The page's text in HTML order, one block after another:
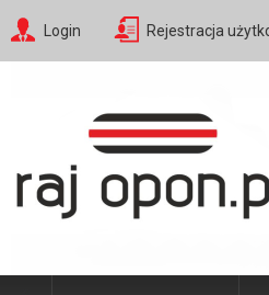
Login Rejestracja